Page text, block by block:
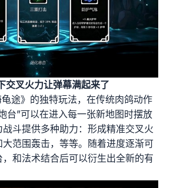
交叉火力让弹幕满起来了
龟途》的独特玩法，在传统肉鸽动作
台”可以在进入每一张新地图时摆放
斗提供多种助力：形成精准交叉火
范围轰击，等等。随着进度逐渐可
和法术结合后可以衍生出全新的有